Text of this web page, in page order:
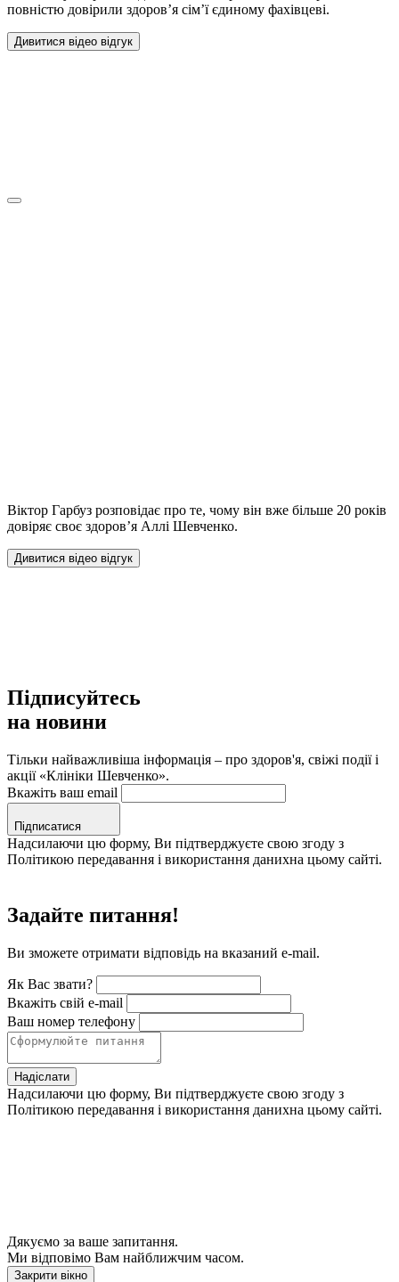
повністю довірили здоров’я сім’ї єдиному фахівцеві.
Дивитися відео відгук
Віктор Гарбуз розповідає про те, чому він вже більше 20 років
довіряє своє здоров’я Аллі Шевченко.
Дивитися відео відгук
Підписуйтесь
на новини
Тільки найважливіша інформація – про здоров'я, свіжі події і
акції «Клініки Шевченко».
Вкажіть ваш email
Підписатися
Надсилаючи цю форму, Ви підтверджуєте свою згоду з
Політикою передавання і використання данихна цьому сайті.
Задайте питання!
Ви зможете отримати відповідь на вказаний e-mail.
Як Вас звати?
Вкажіть свій e-mail
Ваш номер телефону
Надіслати
Надсилаючи цю форму, Ви підтверджуєте свою згоду з
Політикою передавання і використання данихна цьому сайті.
Дякуємо за ваше запитання.
Ми відповімо Вам найближчим часом.
Закрити вікно